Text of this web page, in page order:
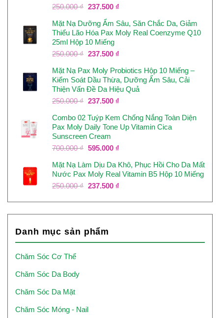
250.000₫ Giá
là:
250.000 ₫.
237.500 ₫Giá
tại
là:
Mặt Nạ Dưỡng Ẩm Sâu, Săn Chắc Da, Giảm
Thiểu Lão Hóa Pax Moly Real Coenzyme Q10
25ml Hộp 10 Miếng
250.000₫ Giá
là:
250.000 ₫.
237.500 ₫Giá
tại
là:
237.500 ₫.
Mặt Nạ Pax Moly Probiotics Hộp 10 Miếng –
Kiểm Soát Dầu Thừa, Dưỡng Ẩm Sâu, Cải
Thiện Vấn Đề Da Hiệu Quả
250.000₫ Giá
là:
250.000 ₫.
237.500 ₫Giá
tại
là:
Combo 02 Tuýp Kem Chống Nắng Toàn Diện
Pax Moly Daily Tone Up Vitamin Cica
Sunscreen Cream
700.000₫ Giá
là:
700.000 ₫.
595.000 ₫Giá
tại
là:
595.000 ₫.
Mặt Nạ Làm Dịu Da Khô, Phục Hồi Cho Da Mất
Nước Pax Moly Real Vitamin B5 Hộp 10 Miếng
250.000₫ Giá
là:
250.000 ₫.
237.500 ₫Giá
tại
là:
Danh mục sản phẩm
Chăm Sóc Cơ Thể
Chăm Sóc Da Body
Chăm Sóc Da Mặt
Chăm Sóc Móng - Nail